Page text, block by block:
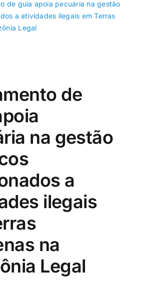
de guia apoia pecuária na gestão
a atividades ilegais em Terras
Legal
de
na gestão
a
ilegais
na
Legal